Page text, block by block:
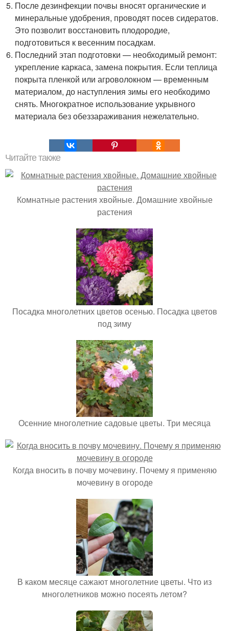
После дезинфекции почвы вносят органические и
минеральные удобрения, проводят посев сидератов.
Это позволит восстановить плодородие,
подготовиться к весенним посадкам.
Последний этап подготовки — необходимый ремонт:
укрепление каркаса, замена покрытия. Если теплица
покрыта пленкой или агроволокном — временным
материалом, до наступления зимы его необходимо
снять. Многократное использование укрывного
материала без обеззараживания нежелательно.
Читайте также
Комнатные растения хвойные. Домашние хвойные
растения
Посадка многолетних цветов осенью. Посадка цветов
под зиму
Осенние многолетние садовые цветы. Три месяца
Когда вносить в почву мочевину. Почему я применяю
мочевину в огороде
В каком месяце сажают многолетние цветы. Что из
многолетников можно посеять летом?